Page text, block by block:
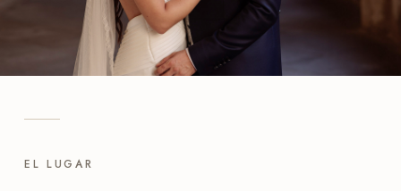
EL LUGAR